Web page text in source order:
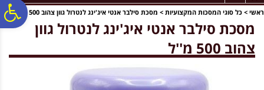
ראשי > כל סוגי המסכות המקצועיות > מסכת סילבר אנטי איג'ינג לנטרול גוון צהוב 500 מ''ל
מסכת סילבר אנטי איג'ינג לנטרול גוון
צהוב 500 מ''ל